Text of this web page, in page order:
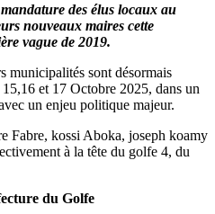
des élus locaux au
nouveaux maires cette
vague de 2019.
municipalités sont désormais
et 17 Octobre 2025, dans un
un enjeu politique majeur.
Fabre, kossi Aboka, joseph koamy
à la tête du golfe 4, du
du Golfe